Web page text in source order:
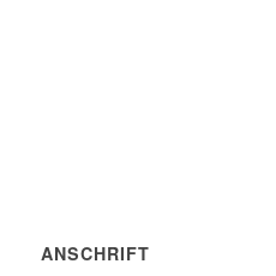
ANSCHRIFT